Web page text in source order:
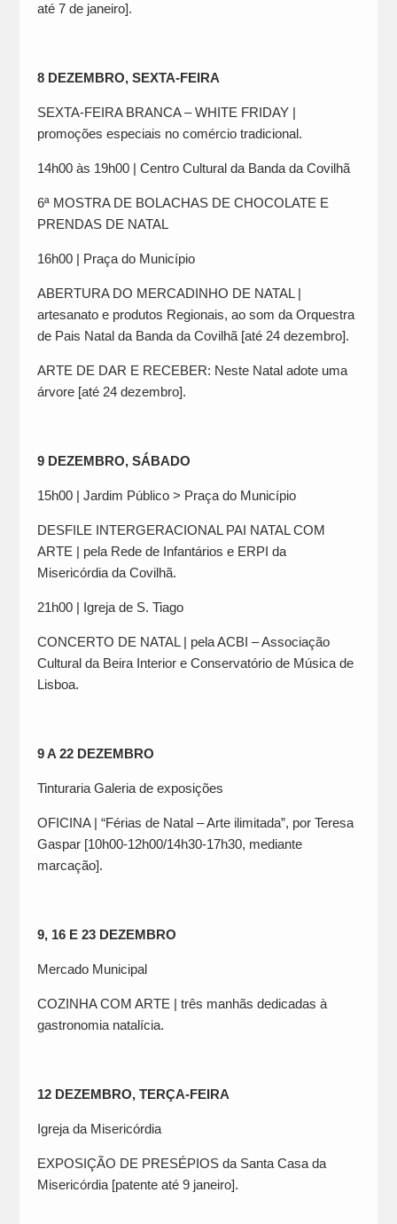
até 7 de janeiro].
8 DEZEMBRO, SEXTA-FEIRA
SEXTA-FEIRA BRANCA – WHITE FRIDAY |
promoções especiais no comércio tradicional.
14h00 às 19h00 | Centro Cultural da Banda da Covilhã
6ª MOSTRA DE BOLACHAS DE CHOCOLATE E
PRENDAS DE NATAL
16h00 | Praça do Município
ABERTURA DO MERCADINHO DE NATAL |
artesanato e produtos Regionais, ao som da Orquestra
de Pais Natal da Banda da Covilhã [até 24 dezembro].
ARTE DE DAR E RECEBER: Neste Natal adote uma
árvore [até 24 dezembro].
9 DEZEMBRO, SÁBADO
15h00 | Jardim Público > Praça do Município
DESFILE INTERGERACIONAL PAI NATAL COM
ARTE | pela Rede de Infantários e ERPI da
Misericórdia da Covilhã.
21h00 | Igreja de S. Tiago
CONCERTO DE NATAL | pela ACBI – Associação
Cultural da Beira Interior e Conservatório de Música de
Lisboa.
9 A 22 DEZEMBRO
Tinturaria Galeria de exposições
OFICINA | “Férias de Natal – Arte ilimitada”, por Teresa
Gaspar [10h00-12h00/14h30-17h30, mediante
marcação].
9, 16 E 23 DEZEMBRO
Mercado Municipal
COZINHA COM ARTE | três manhãs dedicadas à
gastronomia natalícia.
12 DEZEMBRO, TERÇA-FEIRA
Igreja da Misericórdia
EXPOSIÇÃO DE PRESÉPIOS da Santa Casa da
Misericórdia [patente até 9 janeiro].